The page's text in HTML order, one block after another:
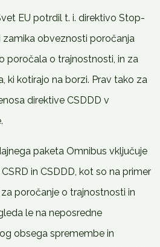
EU potrdil t. i. direktivo Stop-
obveznosti poročanja
poročala o trajnostnosti, in za
ki kotirajo na borzi. Prav tako za
direktive CSDDD v
paketa Omnibus vključuje
in CSDDD, kot so na primer
poročanje o trajnostnosti in
le na neposredne
obsega spremembe in